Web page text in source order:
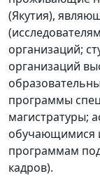
(Якутия),
организаций;
организаций
программы
магистратуры;
обучающимися
программам
кадров).